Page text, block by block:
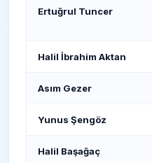
Ertuğrul Tuncer
Halil İbrahim Aktan
Asım Gezer
Yunus Şengöz
Halil Başağaç